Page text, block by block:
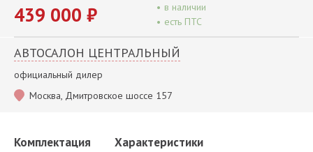
439 000 ₽ • в наличии
• есть ПТС
АВТОСАЛОН ЦЕНТРАЛЬНЫЙ
официальный дилер
Москва, Дмитровское шоссе 157
Комплектация Характеристики